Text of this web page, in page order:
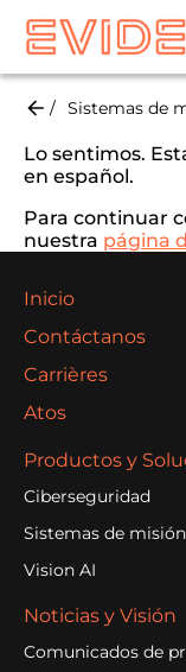
Skip
main
Sistemas de
Lo sentimos.
en español.
Para continuar
nuestra página
Inicio
Contáctanos
Carrières
Atos
Productos y
Ciberseguridad
Sistemas de
Vision AI
Noticias y Visión
Comunicados de